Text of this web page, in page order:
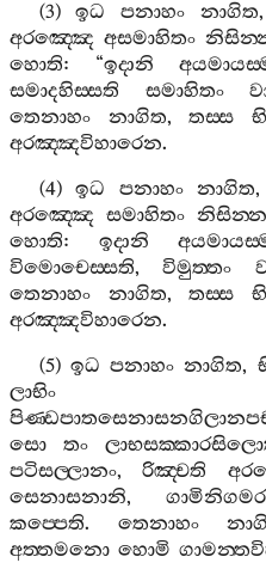
(3)ඉධ පනාහං නාගිත
අරඤ‍්ඤෙ අසමාහිතං
හොති: “ඉදානි
සමාදහිස‍්සති
සමාහිතං
තෙනාහං
නාගිත,තස‍්ස
අරඤ‍්ඤවිහාරෙන.
(4)ඉධ පනාහං නාගිත,
අරඤ‍්ඤෙ සමාහිතං
හොති:ඉදානි
විමොචෙස‍්සති,විමුත‍්තං
තෙනාහං
නාගිත,තස‍්ස
අරඤ‍්ඤවිහාරෙන.
(5) ඉධ පනාහං නාගිත,
ලාභිං
සො
තං
පටිසල‍්ලානං,රිඤ‍්චති
සෙනාසනානි,
කප‍්පෙති. තෙනාහං
අත‍්තමනො හොමි